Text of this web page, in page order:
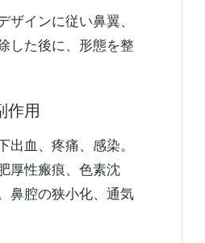
ザインに従い鼻翼、
した後に、形態を整
作用
出血、疼痛、感染。
厚性瘢痕、色素沈
鼻腔の狭小化、通気